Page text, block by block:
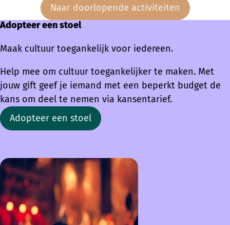
Naar doorlopende activiteiten
Adopteer een stoel
Maak cultuur toegankelijk voor iedereen.
Help mee om cultuur toegankelijker te maken. Met
jouw gift geef je iemand met een beperkt budget de
kans om deel te nemen via kansentarief.
Adopteer een stoel